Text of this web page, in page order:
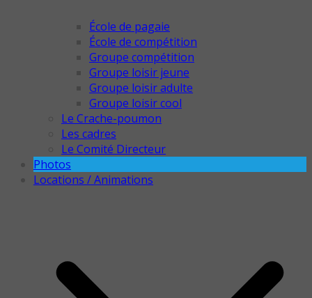
École de pagaie
École de compétition
Groupe compétition
Groupe loisir jeune
Groupe loisir adulte
Groupe loisir cool
Le Crache-poumon
Les cadres
Le Comité Directeur
Photos
Locations / Animations